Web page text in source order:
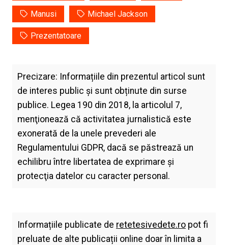
Manusi Michael Jackson
Prezentatoare
Precizare: Informațiile din prezentul articol sunt
de interes public și sunt obținute din surse
publice. Legea 190 din 2018, la articolul 7,
menţionează că activitatea jurnalistică este
exonerată de la unele prevederi ale
Regulamentului GDPR, dacă se păstrează un
echilibru între libertatea de exprimare şi
protecţia datelor cu caracter personal.
Informațiile publicate de retetesivedete.ropot fi
preluate de alte publicații online doar în limita a